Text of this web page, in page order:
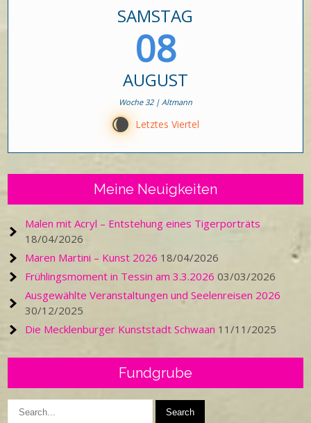
SAMSTAG
08
AUGUST
Woche 32 | Altmann
W Letztes Viertel
Meine Neuigkeiten
Malen mit Acryl – Entstehung eines Tigerporträts
18/04/2026
Maren Martini – Kunst 2026 18/04/2026
Frühlingsmoment in Tessin am 3.3.2026 03/03/2026
Ausgewählte Veranstaltungen und Seelenreisen 2026
30/12/2025
Die Mecklenburger Kunststadt Schwaan 11/11/2025
Fundgrube